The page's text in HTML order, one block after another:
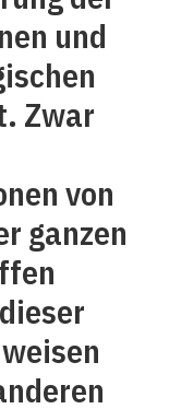
und
Zwar
von
ganzen